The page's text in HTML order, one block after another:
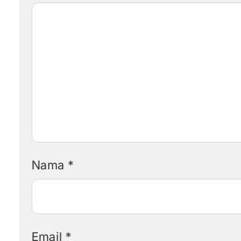
Nama *
Email *